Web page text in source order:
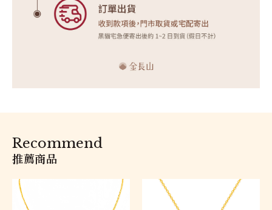
Recommend
推薦商品